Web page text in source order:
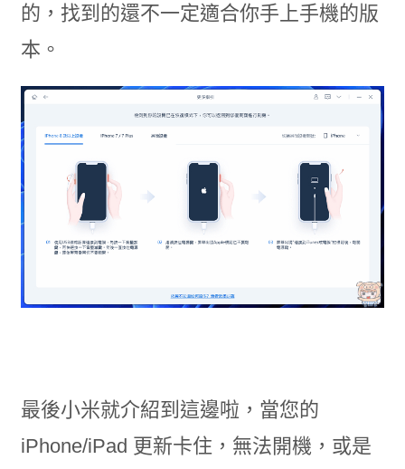
的，找到的還不一定適合你手上手機的版
本。
最後小米就介紹到這邊啦，當您的
iPhone/iPad 更新卡住，無法開機，或是